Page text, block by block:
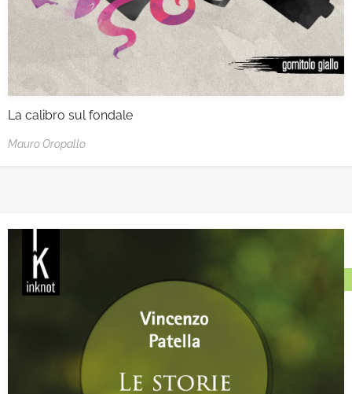
La calibro sul fondale
Mauro Oropallo